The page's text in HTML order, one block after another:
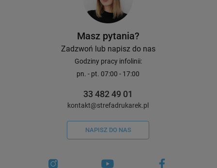
Masz pytania?
Zadzwoń lub napisz do nas
Godziny pracy infolinii:
pn. - pt. 07:00 - 17:00
33 482 49 01
kontakt@strefadrukarek.pl
NAPISZ DO NAS